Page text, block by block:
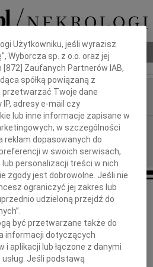
pogrzebowy
Pani
Iwonie Szyrockiej
wyrazy głębokiego żalu
i szczerego współczucia z powodu śmierci
Użytkowniku, jeśli wyrazisz
Wyborcza sp. z o.o. oraz jej
[872 ] Zaufanych Partnerów IAB,
spółką powiązaną z
przetwarzać Twoje dane
adresy e-mail czy
lub inne informacje zapisane w
w szczególności
reklam dopasowanych do
w swoich serwisach,
personalizacji treści w nich
zgody jest dobrowolne. Jeśli nie
ograniczyć jej zakres lub
udzieloną przejdź do
być przetwarzane także do
informacji dotyczących
aplikacji lub łączone z danymi
Jeśli podstawą